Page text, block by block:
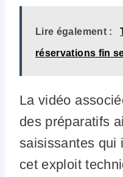
Lire également :
réservations fin
La vidéo
des préparatifs
saisissantes qui
cet exploit